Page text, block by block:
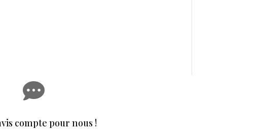

compte pour nous !